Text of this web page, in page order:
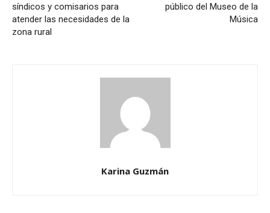
síndicos y comisarios para
atender las necesidades de la
zona rural
público del Museo de la
Música
Karina Guzmán